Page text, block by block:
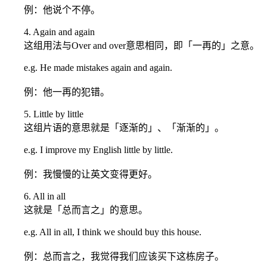
例：他说个不停。
4. Again and again
这组用法与Over and over意思相同，即「一再的」之意。
e.g. He made mistakes again and again.
例：他一再的犯错。
5. Little by little
这组片语的意思就是「逐渐的」、「渐渐的」。
e.g. I improve my English little by little.
例：我慢慢的让英文变得更好。
6. All in all
这就是「总而言之」的意思。
e.g. All in all, I think we should buy this house.
例：总而言之，我觉得我们应该买下这栋房子。